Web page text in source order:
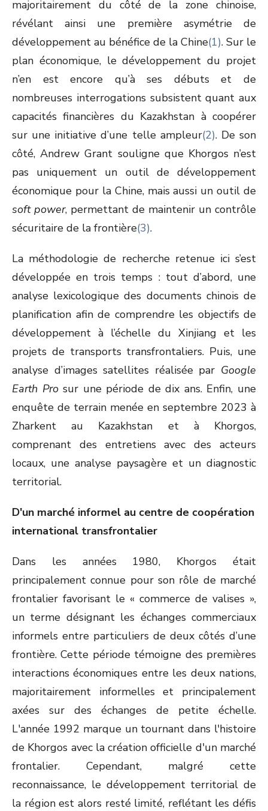
majoritairement du côté de la zone chinoise,
révélant ainsi une première asymétrie de
développement au bénéfice de la Chine(1). Sur le
plan économique, le développement du projet
n’en est encore qu’à ses débuts et de
nombreuses interrogations subsistent quant aux
capacités financières du Kazakhstan à coopérer
sur une initiative d’une telle ampleur(2). De son
côté, Andrew Grant souligne que Khorgos n’est
pas uniquement un outil de développement
économique pour la Chine, mais aussi un outil de
soft power, permettant de maintenir un contrôle
sécuritaire de la frontière(3).
La méthodologie de recherche retenue ici s’est
développée en trois temps : tout d’abord, une
analyse lexicologique des documents chinois de
planification afin de comprendre les objectifs de
développement à l’échelle du Xinjiang et les
projets de transports transfrontaliers. Puis, une
analyse d’images satellites réalisée par Google
Earth Prosur une période de dix ans. Enfin, une
enquête de terrain menée en septembre 2023 à
Zharkent au Kazakhstan et à Khorgos,
comprenant des entretiens avec des acteurs
locaux, une analyse paysagère et un diagnostic
territorial.
D'un marché informel au centre de coopération
international transfrontalier
Dans les années 1980, Khorgos était
principalement connue pour son rôle de marché
frontalier favorisant le « commerce de valises »,
un terme désignant les échanges commerciaux
informels entre particuliers de deux côtés d’une
frontière. Cette période témoigne des premières
interactions économiques entre les deux nations,
majoritairement informelles et principalement
axées sur des échanges de petite échelle.
L'année 1992 marque un tournant dans l'histoire
de Khorgos avec la création officielle d'un marché
frontalier. Cependant, malgré cette
reconnaissance, le développement territorial de
la région est alors resté limité, reflétant les défis